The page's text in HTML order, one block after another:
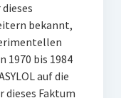
bekannt,
1970 bis 1984
auf die
Faktum